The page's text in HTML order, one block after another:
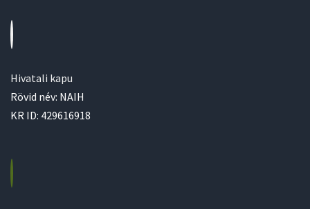
Hivatali kapu
Rövid név: NAIH
KR ID: 429616918